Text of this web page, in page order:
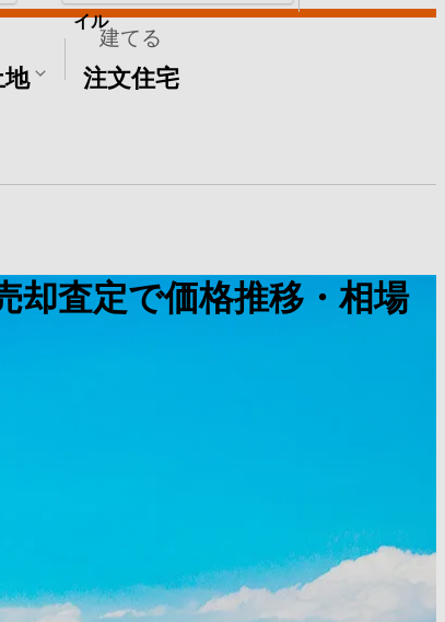
地
建てる
注文住宅
イル
却査定で価格推移・相場